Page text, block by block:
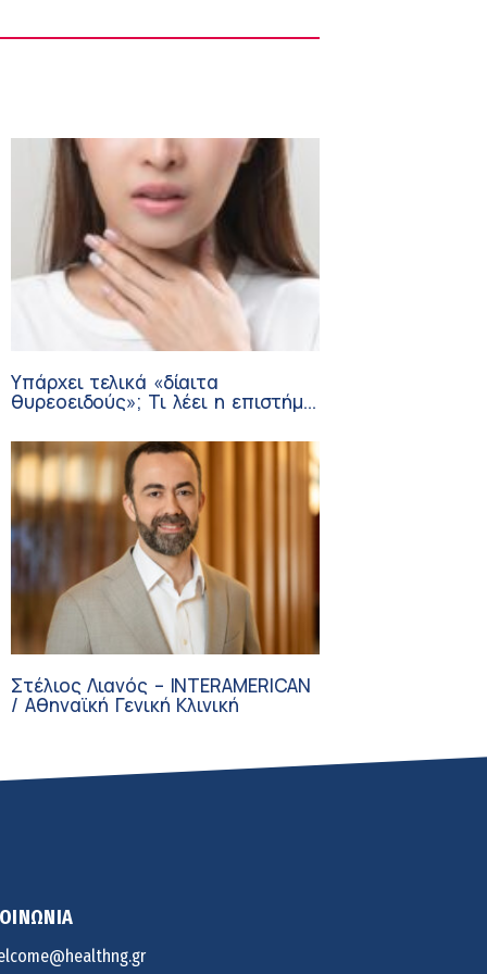
Κινητών Ιατρικών Μονάδων (ΚΙΜ)
Υπάρχει τελικά «δίαιτα
θυρεοειδούς»; Τι λέει η επιστήμη
συμπληρώματα
Στέλιος Λιανός – INTERAMERICAN
/ Αθηναϊκή Γενική Κλινική